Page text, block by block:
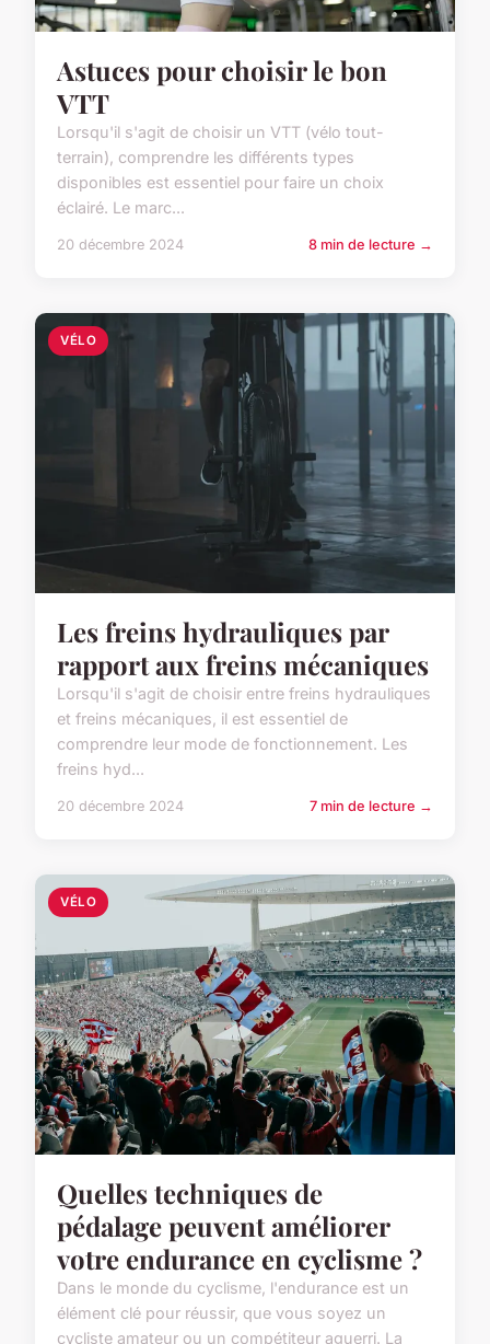
Astuces pour choisir le bon
VTT
Lorsqu'il s'agit de choisir un VTT (vélo tout-
terrain), comprendre les différents types
disponibles est essentiel pour faire un choix
éclairé. Le marc...
20 décembre 2024 8 min de lecture →
VÉLO
Les freins hydrauliques par
rapport aux freins mécaniques
Lorsqu'il s'agit de choisir entre freins hydrauliques
et freins mécaniques, il est essentiel de
comprendre leur mode de fonctionnement. Les
freins hyd...
20 décembre 2024 7 min de lecture →
VÉLO
Quelles techniques de
pédalage peuvent améliorer
votre endurance en cyclisme ?
Dans le monde du cyclisme, l'endurance est un
élément clé pour réussir, que vous soyez un
cycliste amateur ou un compétiteur aguerri. La